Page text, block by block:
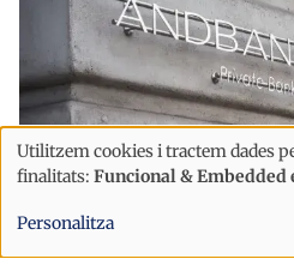
Andbank supera els
Ús
de
dades
Utilitzem cookies i tractem dades
finalitats: Funcional &
Personalitza